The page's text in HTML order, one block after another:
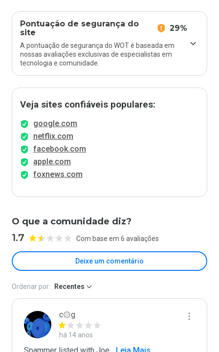
Pontuação de segurança do
site
29%
A pontuação de segurança do WOT é baseada em
nossas avaliações exclusivas de especialistas em
tecnologia e comunidade.
Veja sites confiáveis populares:
google.com
netflix.com
facebook.com
apple.com
foxnews.com
O que a comunidade diz?
1.7 Com base em 6 avaliações
Deixe um comentário
Ordenar por: Recentes
c۞g
há 14 anos